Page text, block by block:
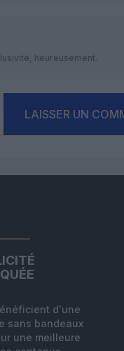
heureusement.
LAISSER UN
d'une
sans bandeaux
une meilleure